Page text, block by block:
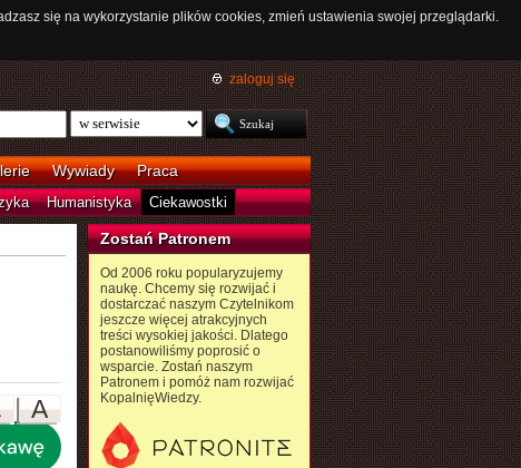
się na wykorzystanie plików cookies, zmień ustawienia swojej przeglądarki.
zaloguj się
Wywiady Praca
Humanistyka Ciekawostki
A
Zostań Patronem
Od 2006 roku popularyzujemy
naukę. Chcemy się rozwijać i
dostarczać naszym Czytelnikom
jeszcze więcej atrakcyjnych
treści wysokiej jakości. Dlatego
postanowiliśmy poprosić o
wsparcie. Zostań naszym
Patronem i pomóż nam rozwijać
KopalnięWiedzy.